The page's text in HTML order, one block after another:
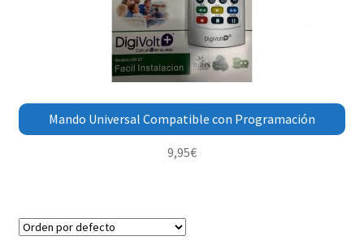
Mando Universal Compatible con Programación
9,95€